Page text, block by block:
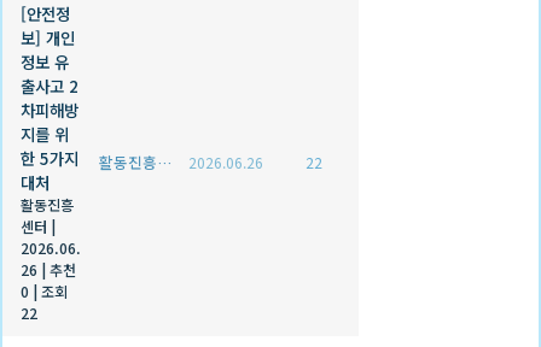
[안전정
보] 개인
정보 유
출사고 2
차피해방
지를 위
한 5가지
대처
활동진흥
센터 |
2026.06.
26 |추천
0 |조회
22
활동진흥센터 2026.06.26 22